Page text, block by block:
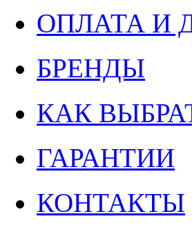
ОПЛАТА И
БРЕНДЫ
КАК
ГАРАНТИИ
КОНТАКТЫ